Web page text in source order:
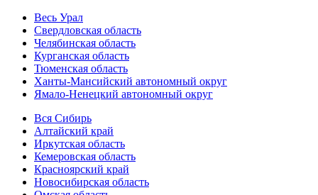
Весь Урал
Свердловская область
Челябинская область
Курганская область
Тюменская область
Ханты-Мансийский автономный округ
Ямало-Ненецкий автономный округ
Вся Сибирь
Алтайский край
Иркутская область
Кемеровская область
Красноярский край
Новосибирская область